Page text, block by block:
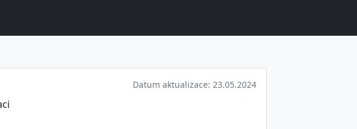
Datum aktualizace: 23.05.2024